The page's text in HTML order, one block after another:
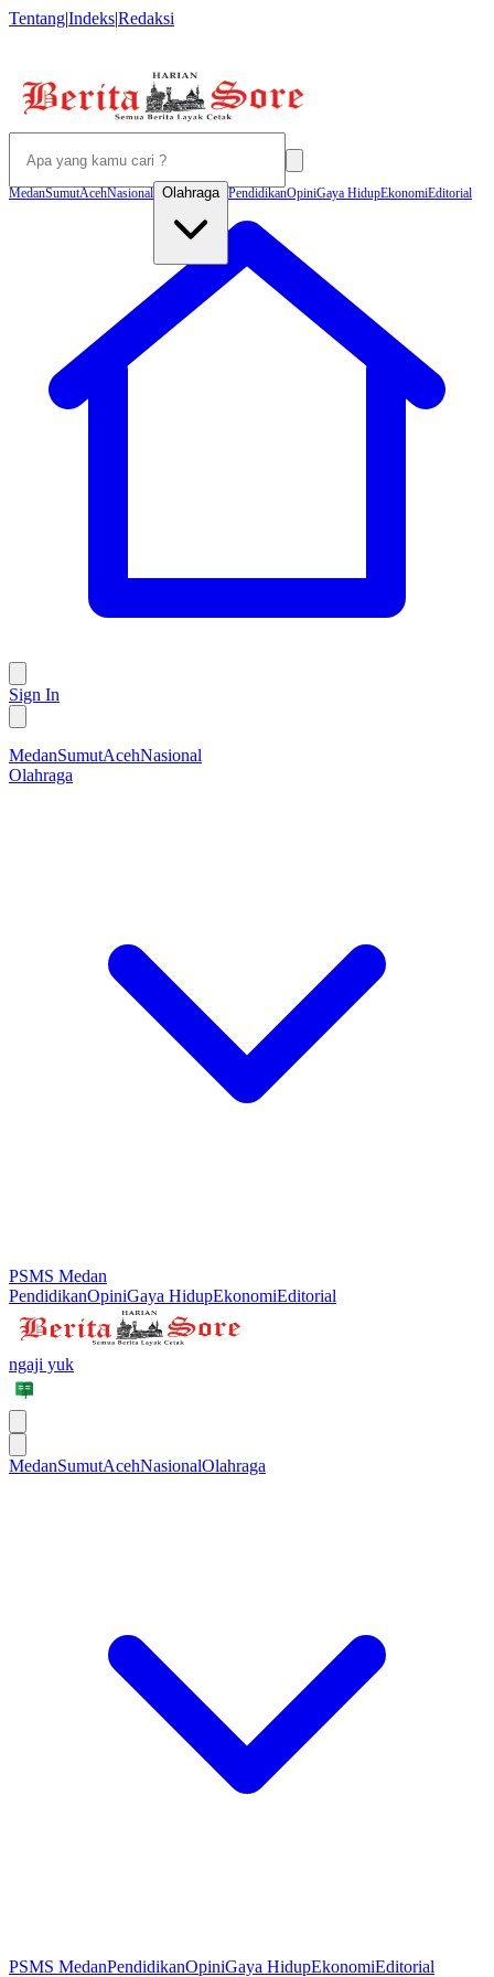
Tentang|Indeks|Redaksi
MedanSumutAcehNasional Olahraga PendidikanOpiniGaya HidupEkonomiEditorial
Sign In
MedanSumutAcehNasional
Olahraga
PSMS Medan
PendidikanOpiniGaya HidupEkonomiEditorial
ngaji yuk
MedanSumutAcehNasionalOlahraga
PSMS MedanPendidikanOpiniGaya HidupEkonomiEditorial